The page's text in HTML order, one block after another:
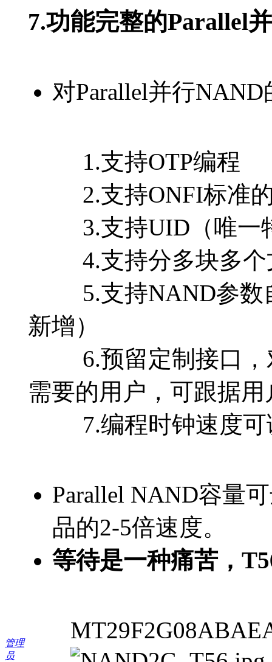
管理
员
7.功能完整的Parallel
对Parallel并行
1.支持OTP编程
2.支持ONFI标准的
3.支持UID（唯一
4.支持分多块多个
5.支持NAND参数自
新增）
6.预留定制接口，对
需要的用户，可跟据
7.编程时钟速度可
Parallel NAND容量
品的2-5倍速度。
等待是一种痛苦，